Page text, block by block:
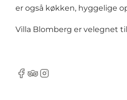
er også køkken, hyggelige
Villa Blomberg er velegnet
Facebook
Tripadvisor
Instagram